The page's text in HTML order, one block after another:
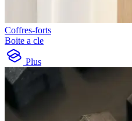
Coffres-forts
Boite a cle
Plus